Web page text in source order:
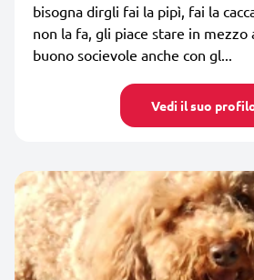
bisogna dirgli fai la pipì, fai la
non la fa, gli piace stare in mezzo
buono socievole anche con gl...
Vedi il suo